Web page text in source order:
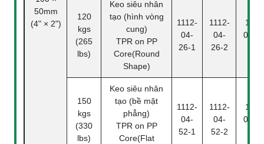
50mm
(4" × 2")
120
kgs
(265
lbs)
Keo siêu nhân
tạo (hình vòng
cung)
TPR on PP
Core(Round
Shape)
1112-
04-
26-1
1112-
04-
26-2
04-
150
kgs
(330
lbs)
Keo siêu nhân
tạo (bề mặt
phẳng)
TPR on PP
Core(Flat
1112-
04-
52-1
1112-
04-
52-2
04-